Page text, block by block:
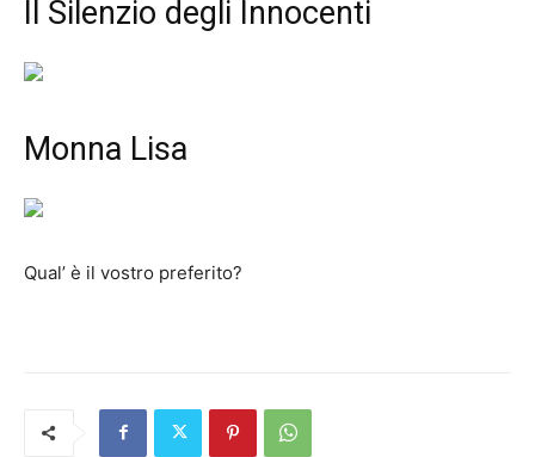
Il Silenzio degli Innocenti
Monna Lisa
Qual’ è il vostro preferito?